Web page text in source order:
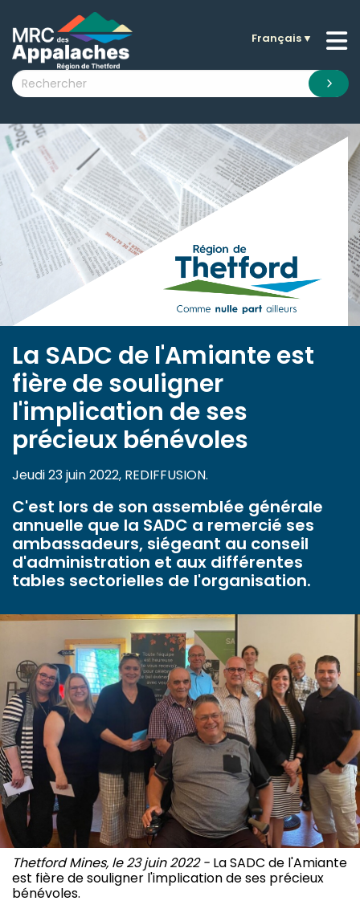
submenu (La MRC )
submenu (Citoyens )
submenu (Visiteurs )
submenu (Nouvelles )
submenu (Documentation )
Français▼
La SADC de l'Amiante est
fière de souligner
l'implication de ses
précieux bénévoles
Jeudi 23 juin 2022, REDIFFUSION.
C'est lors de son assemblée générale
annuelle que la SADC a remercié ses
ambassadeurs, siégeant au conseil
d'administration et aux différentes
tables sectorielles de l'organisation.
Thetford Mines, le 23 juin 2022 - La SADC de l'Amiante
est fière de souligner l'implication de ses précieux
bénévoles.